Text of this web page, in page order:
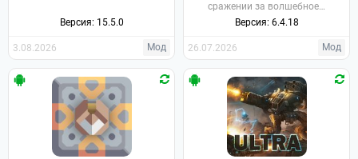
Версия: 15.5.0
3.08.2026 Мод
сражении за волшебное…
Версия: 6.4.18
26.07.2026 Мод